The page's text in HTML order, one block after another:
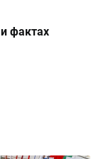
фактах